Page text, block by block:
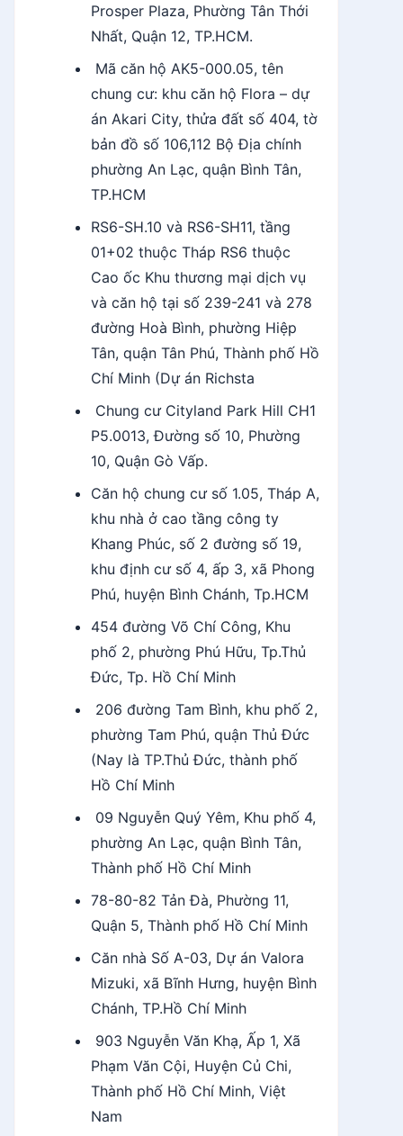
Prosper Plaza, Phường Tân Thới
Nhất, Quận 12, TP.HCM.
Mã căn hộ AK5-000.05, tên
chung cư: khu căn hộ Flora – dự
án Akari City, thửa đất số 404, tờ
bản đồ số 106,112 Bộ Địa chính
phường An Lạc, quận Bình Tân,
TP.HCM
RS6-SH.10 và RS6-SH11, tầng
01+02 thuộc Tháp RS6 thuộc
Cao ốc Khu thương mại dịch vụ
và căn hộ tại số 239-241 và 278
đường Hoà Bình, phường Hiệp
Tân, quận Tân Phú, Thành phố Hồ
Chí Minh (Dự án Richsta
Chung cư Cityland Park Hill CH1
P5.0013, Đường số 10, Phường
10, Quận Gò Vấp.
Căn hộ chung cư số 1.05, Tháp A,
khu nhà ở cao tầng công ty
Khang Phúc, số 2 đường số 19,
khu định cư số 4, ấp 3, xã Phong
Phú, huyện Bình Chánh, Tp.HCM
454 đường Võ Chí Công, Khu
phố 2, phường Phú Hữu, Tp.Thủ
Đức, Tp. Hồ Chí Minh
206 đường Tam Bình, khu phố 2,
phường Tam Phú, quận Thủ Đức
(Nay là TP.Thủ Đức, thành phố
Hồ Chí Minh
09 Nguyễn Quý Yêm, Khu phố 4,
phường An Lạc, quận Bình Tân,
Thành phố Hồ Chí Minh
78-80-82 Tản Đà, Phường 11,
Quận 5, Thành phố Hồ Chí Minh
Căn nhà Số A-03, Dự án Valora
Mizuki, xã Bĩnh Hưng, huyện Bình
Chánh, TP.Hồ Chí Minh
903 Nguyễn Văn Khạ, Ấp 1, Xã
Phạm Văn Cội, Huyện Củ Chi,
Thành phố Hồ Chí Minh, Việt
Nam